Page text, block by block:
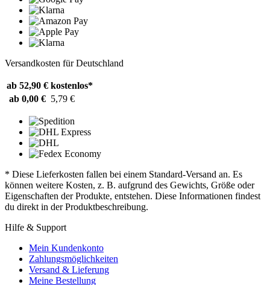
Versandkosten für Deutschland
ab 52,90 € kostenlos*
ab 0,00 € 5,79 €
* Diese Lieferkosten fallen bei einem Standard-Versand an. Es
können weitere Kosten, z. B. aufgrund des Gewichts, Größe oder
Eigenschaften der Produkte, entstehen. Diese Informationen findest
du direkt in der Produktbeschreibung.
Hilfe & Support
Mein Kundenkonto
Zahlungsmöglichkeiten
Versand & Lieferung
Meine Bestellung